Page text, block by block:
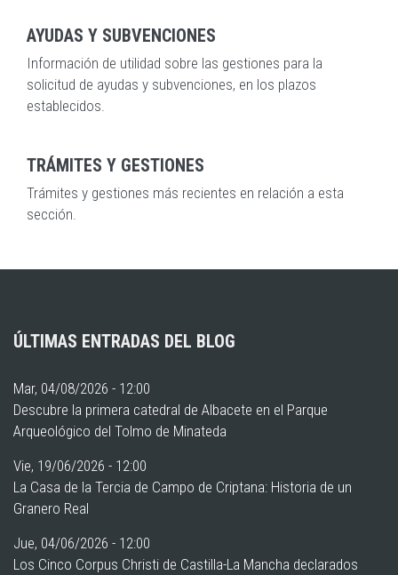
AYUDAS Y SUBVENCIONES
Información de utilidad sobre las gestiones para la
solicitud de ayudas y subvenciones, en los plazos
establecidos.
TRÁMITES Y GESTIONES
Trámites y gestiones más recientes en relación a esta
sección.
ÚLTIMAS ENTRADAS DEL BLOG
Mar, 04/08/2026 - 12:00
Descubre la primera catedral de Albacete en el Parque
Arqueológico del Tolmo de Minateda
Vie, 19/06/2026 - 12:00
La Casa de la Tercia de Campo de Criptana: Historia de un
Granero Real
Jue, 04/06/2026 - 12:00
Los Cinco Corpus Christi de Castilla-La Mancha declarados